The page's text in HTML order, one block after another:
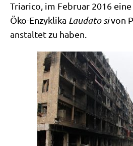
Tria­ri­co, im Febru­ar 2016
Öko-Enzy­kli­ka Lau­da­to sivon
an­stal­tet zu haben.